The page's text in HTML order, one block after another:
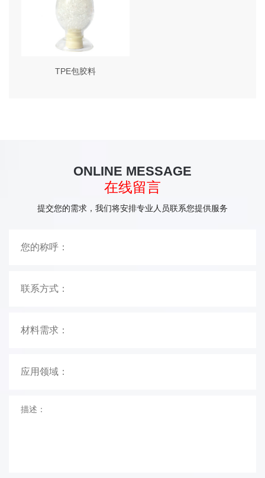
TPE包胶料
ONLINE MESSAGE
在线留言
提交您的需求，我们将安排专业人员联系您提供服务